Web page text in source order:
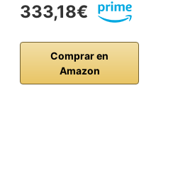
333,18€
Comprar en
Amazon